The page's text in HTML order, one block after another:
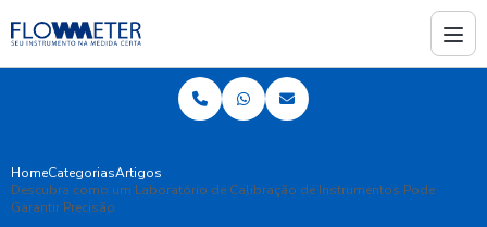
HomeCategoriasArtigos
Descubra como um Laboratório de Calibração de Instrumentos Pode
Garantir Precisão